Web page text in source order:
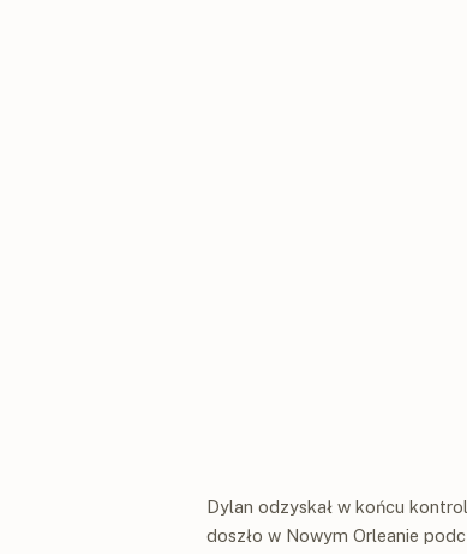
Dylan odzyskał w końcu
doszło w Nowym Orleanie